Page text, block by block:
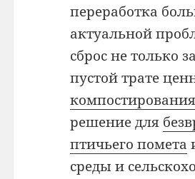
переработка
актуальной
сброс не только
пустой трате
компостирования
решение для
птичьего помета
среды и